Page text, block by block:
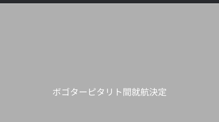
ボゴターピタリト間就航決定